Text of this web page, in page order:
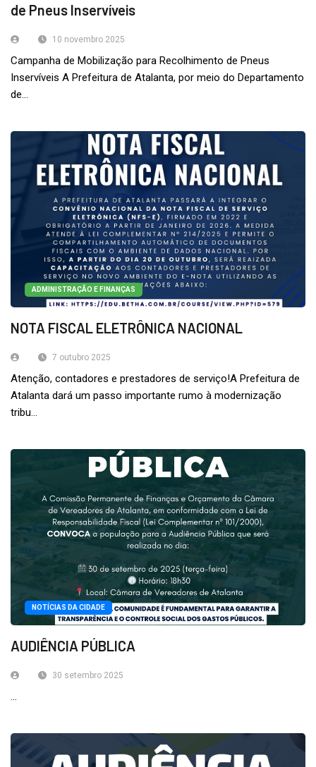
de Pneus Inservíveis
10 novembro 2025
Campanha de Mobilização para Recolhimento de Pneus
Inservíveis A Prefeitura de Atalanta, por meio do Departamento
de...
ADMINISTRAÇÃO E FINANÇAS
NOTA FISCAL ELETRÔNICA NACIONAL
7 outubro 2025
Atenção, contadores e prestadores de serviço!A Prefeitura de
Atalanta dará um passo importante rumo à modernização
tribu...
NOTÍCIAS DA CIDADE
AUDIÊNCIA PÚBLICA
30 setembro 2025
...